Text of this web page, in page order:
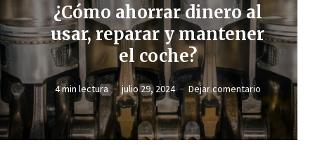
¿Cómo ahorrar dinero al
usar, reparar y mantener
el coche?
4 min lectura julio 29, 2024 Dejar comentario